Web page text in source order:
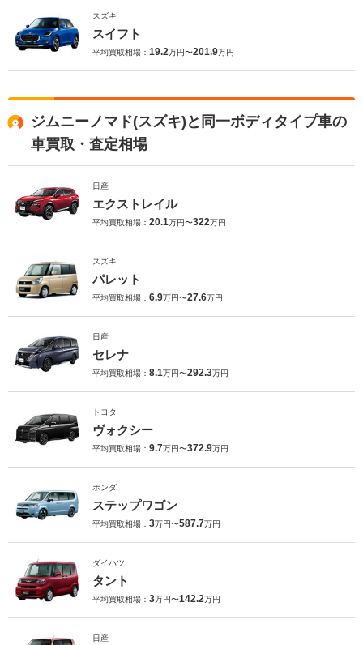
スズキ
スイフト
平均買取相場： 19.2万円〜201.9万円
ジムニーノマド(スズキ)と同一ボディタイプ車の
車買取・査定相場
日産
エクストレイル
平均買取相場： 20.1万円〜322万円
スズキ
パレット
平均買取相場： 6.9万円〜27.6万円
日産
セレナ
平均買取相場： 8.1万円〜292.3万円
トヨタ
ヴォクシー
平均買取相場： 9.7万円〜372.9万円
ホンダ
ステップワゴン
平均買取相場： 3万円〜587.7万円
ダイハツ
タント
平均買取相場： 3万円〜142.2万円
日産